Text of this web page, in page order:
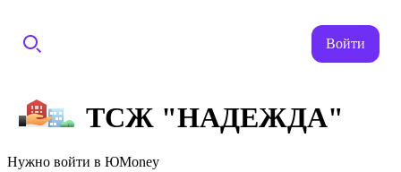
Войти
ТСЖ "НАДЕЖДА"
Нужно войти в ЮMoney